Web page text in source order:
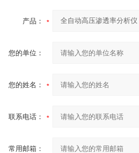
产品：
您的单位：
您的姓名：
联系电话：
常用邮箱：